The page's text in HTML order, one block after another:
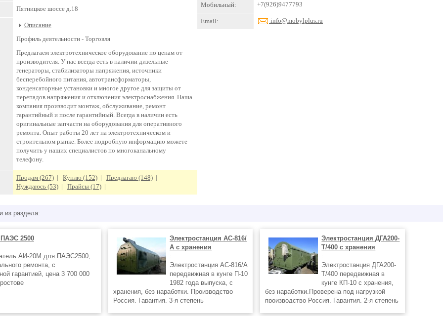
Пятницкое шоссе д.18
Описание
Профиль деятельности - Торговля
Предлагаем электротехническое оборудование по ценам от
производителя. У нас всегда есть в наличии дизельные
генераторы, стабилизаторы напряжения, источники
бесперебойного питания, автотрансформаторы,
конденсаторные установки и многое другое для защиты от
перепадов напряжения и отключения электроснабжения. Наша
компания производит монтаж, обслуживание, ремонт
гарантийный и после гарантийный. Всегда в наличии есть
оригинальные запчасти на оборудования для оперативного
ремонта. Опыт работы 20 лет на электротехническом и
строительном рынке. Более подробную информацию можете
получить у наших специалистов по многоканальному
телефону.
Продам (267) | Куплю (152) | Предлагаю (148) |
Нуждаюсь (53) | Прайсы (17) |
Мобильный: +7(926)9477793
Email: info@mobylplus.ru
из раздела:
2500
АИ-20М для ПАЭС2500,
ремонта, с
гарантией, цена 3 700 000
Электростанция АС-816/
А с хранения
:
Электростанция АС-816/А
передвижная в кунге П-10
1982 года выпуска, с
хранения, без наработки. Производство
Россия. Гарантия. 3-я степень
Электростанция ДГА200-
Т/400 с хранения
:
Электростанция ДГА200-
Т/400 передвижная в
кунге КП-10 с хранения,
без наработки.Проверена под нагрузкой
производство Россия. Гарантия. 2-я степень